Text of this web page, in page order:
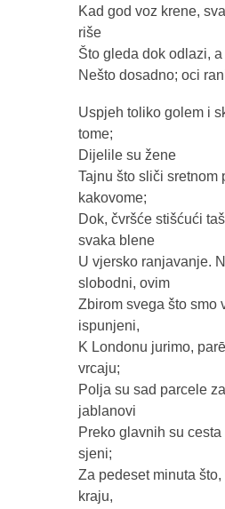
Kad god voz krene,
riše
Što gleda dok odlazi,
Nešto dosadno; oci
Uspjeh toliko golem i
tome;
Dijelile su žene
Tajnu što sliči sretnom
kakovome;
Dok, čvršće stišćući
svaka blene
U vjersko ranjavanje.
slobodni, ovim
Zbirom svega što smo
ispunjeni,
K Londonu jurimo,
vrcaju;
Polja su sad parcele
jablanovi
Preko glavnih su
sjeni;
Za pedeset minuta
kraju,